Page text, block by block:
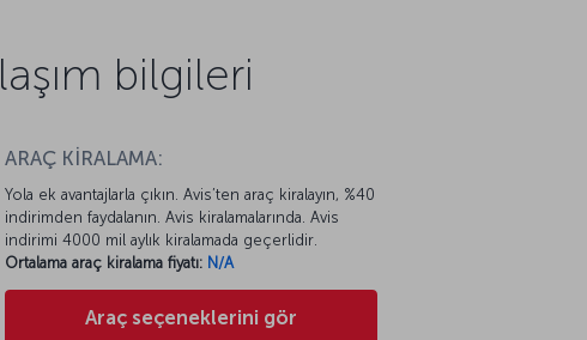
bilgileri
ARAÇ KİRALAMA:
Yola ek avantajlarla çıkın. Avis’ten araç kiralayın, %40
indirimden faydalanın. Avis kiralamalarında. Avis
indirimi 4000 mil aylık kiralamada geçerlidir.
Ortalama araç kiralama fiyatı: N/A
Araç seçeneklerini gör